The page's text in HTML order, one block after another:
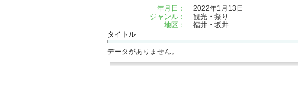
年月日：
2022年1月13日
ジャンル：
観光・祭り
地区：
福井・坂井
タイトル
データがありません。